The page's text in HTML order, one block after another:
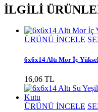
İLGİLİ
ÜRÜNÜ İNCELE
6x6x14 Altı Mor İç
16,06 TL
ÜRÜNÜ İNCELE